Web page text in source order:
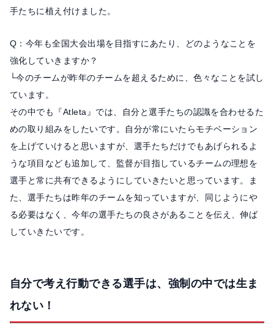
手たちに植え付けました。
Q：今年も全国大会出場を目指すにあたり、どのようなことを
強化していきますか？
└今のチームが昨年のチームを超えるために、色々なことを試し
ています。
その中でも『Atleta』では、自分と選手たちの認識を合わせるた
めの取り組みをしたいです。自分が常にいたらモチベーション
を上げていけると思いますが、選手たちだけでもあげられるよ
うな項目なども追加して、監督が目指しているチームの理想を
選手と常に共有できるようにしていきたいと思っています。ま
た、選手たちは昨年のチームを知っていますが、同じようにや
る必要はなく、今年の選手たちの良さがあることを伝え、伸ば
していきたいです。
自分で考え行動できる選手は、強制の中では生ま
れない！